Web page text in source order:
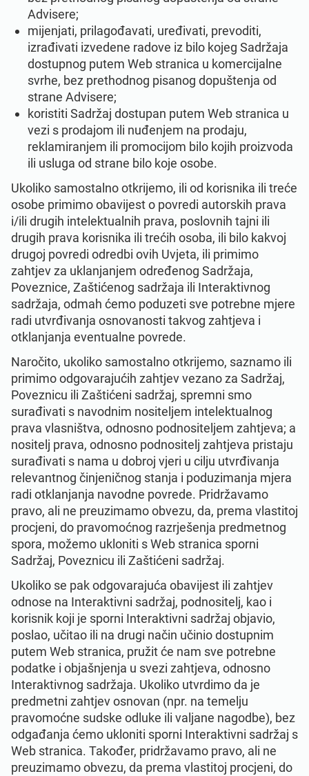
Advisere;
mijenjati, prilagođavati, uređivati, prevoditi,
izrađivati izvedene radove iz bilo kojeg Sadržaja
dostupnog putem Web stranica u komercijalne
svrhe, bez prethodnog pisanog dopuštenja od
strane Advisere;
koristiti Sadržaj dostupan putem Web stranica u
vezi s prodajom ili nuđenjem na prodaju,
reklamiranjem ili promocijom bilo kojih proizvoda
ili usluga od strane bilo koje osobe.
Ukoliko samostalno otkrijemo, ili od korisnika ili treće
osobe primimo obavijest o povredi autorskih prava
i/ili drugih intelektualnih prava, poslovnih tajni ili
drugih prava korisnika ili trećih osoba, ili bilo kakvoj
drugoj povredi odredbi ovih Uvjeta, ili primimo
zahtjev za uklanjanjem određenog Sadržaja,
Poveznice, Zaštićenog sadržaja ili Interaktivnog
sadržaja, odmah ćemo poduzeti sve potrebne mjere
radi utvrđivanja osnovanosti takvog zahtjeva i
otklanjanja eventualne povrede.
Naročito, ukoliko samostalno otkrijemo, saznamo ili
primimo odgovarajućih zahtjev vezano za Sadržaj,
Poveznicu ili Zaštićeni sadržaj, spremni smo
surađivati s navodnim nositeljem intelektualnog
prava vlasništva, odnosno podnositeljem zahtjeva; a
nositelj prava, odnosno podnositelj zahtjeva pristaju
surađivati s nama u dobroj vjeri u cilju utvrđivanja
relevantnog činjeničnog stanja i poduzimanja mjera
radi otklanjanja navodne povrede. Pridržavamo
pravo, ali ne preuzimamo obvezu, da, prema vlastitoj
procjeni, do pravomoćnog razrješenja predmetnog
spora, možemo ukloniti s Web stranica sporni
Sadržaj, Poveznicu ili Zaštićeni sadržaj.
Ukoliko se pak odgovarajuća obavijest ili zahtjev
odnose na Interaktivni sadržaj, podnositelj, kao i
korisnik koji je sporni Interaktivni sadržaj objavio,
poslao, učitao ili na drugi način učinio dostupnim
putem Web stranica, pružit će nam sve potrebne
podatke i objašnjenja u svezi zahtjeva, odnosno
Interaktivnog sadržaja. Ukoliko utvrdimo da je
predmetni zahtjev osnovan (npr. na temelju
pravomoćne sudske odluke ili valjane nagodbe), bez
odgađanja ćemo ukloniti sporni Interaktivni sadržaj s
Web stranica. Također, pridržavamo pravo, ali ne
preuzimamo obvezu, da prema vlastitoj procjeni, do